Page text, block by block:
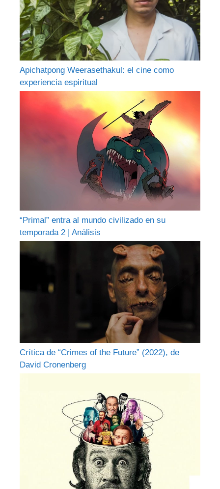
Apichatpong Weerasethakul: el cine como
experiencia espiritual
“Primal” entra al mundo civilizado en su
temporada 2 | Análisis
Crítica de “Crimes of the Future” (2022), de
David Cronenberg